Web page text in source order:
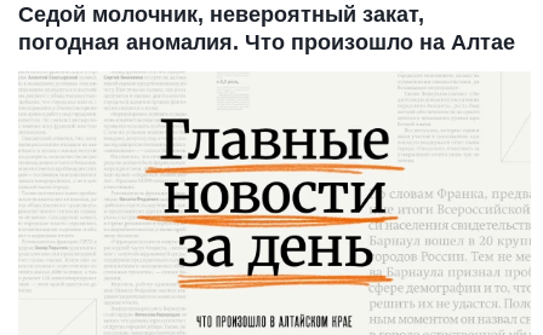
Седой молочник, невероятный закат,
погодная аномалия. Что произошло на Алтае